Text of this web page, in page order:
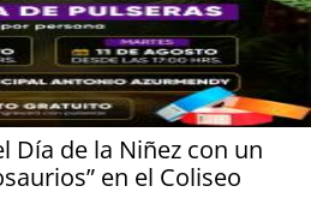
Día de la Niñez con un
en el Coliseo